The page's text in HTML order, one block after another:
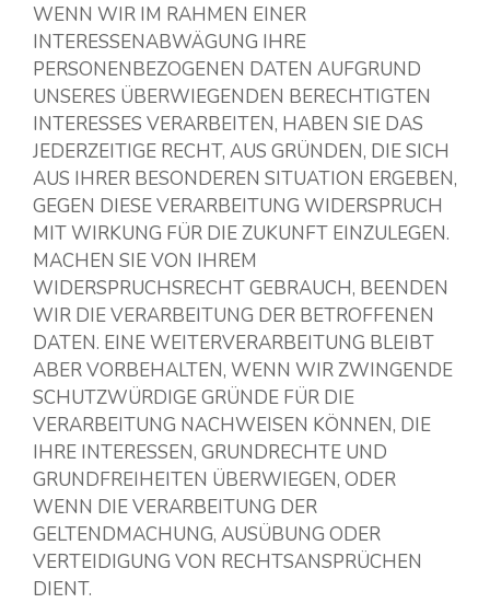
WENN WIR IM RAHMEN EINER
INTERESSENABWÄGUNG IHRE
PERSONENBEZOGENEN DATEN AUFGRUND
UNSERES ÜBERWIEGENDEN BERECHTIGTEN
INTERESSES VERARBEITEN, HABEN SIE DAS
JEDERZEITIGE RECHT, AUS GRÜNDEN, DIE SICH
AUS IHRER BESONDEREN SITUATION ERGEBEN,
GEGEN DIESE VERARBEITUNG WIDERSPRUCH
MIT WIRKUNG FÜR DIE ZUKUNFT EINZULEGEN.
MACHEN SIE VON IHREM
WIDERSPRUCHSRECHT GEBRAUCH, BEENDEN
WIR DIE VERARBEITUNG DER BETROFFENEN
DATEN. EINE WEITERVERARBEITUNG BLEIBT
ABER VORBEHALTEN, WENN WIR ZWINGENDE
SCHUTZWÜRDIGE GRÜNDE FÜR DIE
VERARBEITUNG NACHWEISEN KÖNNEN, DIE
IHRE INTERESSEN, GRUNDRECHTE UND
GRUNDFREIHEITEN ÜBERWIEGEN, ODER
WENN DIE VERARBEITUNG DER
GELTENDMACHUNG, AUSÜBUNG ODER
VERTEIDIGUNG VON RECHTSANSPRÜCHEN
DIENT.